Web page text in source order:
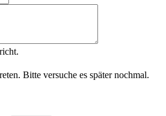
Bitte versuche es später nochmal.